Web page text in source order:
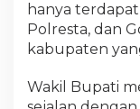
hanya
Polresta, dan
kabupaten
Wakil Bupati